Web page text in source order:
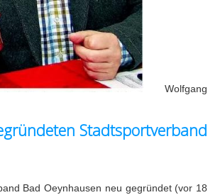
Wolfgang
Stadtsportverband
Bad Oeynhausen neu gegründet (vor 18